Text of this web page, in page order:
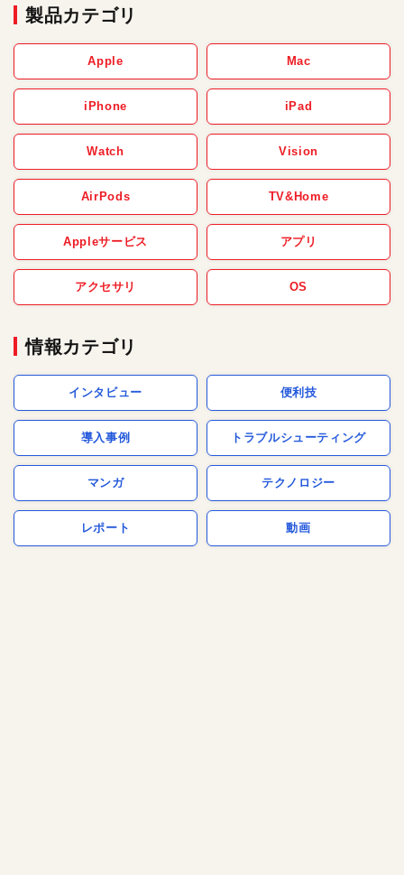
製品カテゴリ
Apple Mac
iPhone iPad
Watch Vision
AirPods TV&Home
Appleサービス アプリ
アクセサリ OS
情報カテゴリ
インタビュー 便利技
導入事例 トラブルシューティング
マンガ テクノロジー
レポート 動画